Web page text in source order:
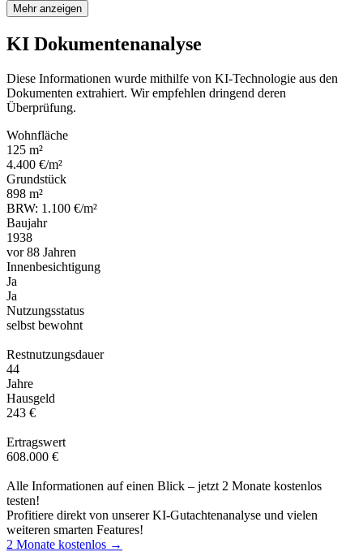
Mehr anzeigen
KI Dokumentenanalyse
Diese Informationen wurde mithilfe von KI-Technologie aus den
Dokumenten extrahiert. Wir empfehlen dringend deren
Überprüfung.
Wohnfläche
125 m²
4.400 €/m²
Grundstück
898 m²
BRW: 1.100 €/m²
Baujahr
1938
vor 88 Jahren
Innenbesichtigung
Ja
Ja
Nutzungsstatus
selbst bewohnt
Restnutzungsdauer
44
Jahre
Hausgeld
243 €
Ertragswert
608.000 €
Alle Informationen auf einen Blick – jetzt 2 Monate kostenlos
testen!
Profitiere direkt von unserer KI-Gutachtenanalyse und vielen
weiteren smarten Features!
2 Monate kostenlos →